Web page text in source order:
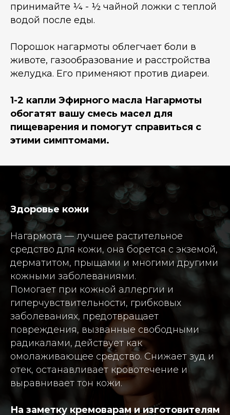
принимайте ¼ - ½ чайной ложки с теплой
водой после еды.
Порошок нагармоты облегчает боли в
животе, газообразование и расстройства
желудка. Его применяют против диареи.
1-2 капли Эфирного масла Нагармоты
обогатят вашу смесь масел для
пищеварения и помогут справиться с
этими симптомами.
Здоровье кожи
Нагармота — лучшее растительное
средство для кожи, она борется с экземой,
дерматитом, прыщами и многими другими
кожными заболеваниями.
Помогает при кожной аллергии и
гиперчувствительности, грибковых
заболеваниях, предотвращает
повреждения, вызванные свободными
радикалами, действует как
омолаживающее средство. Снижает зуд и
отек, останавливает кровотечение и
выравнивает тон кожи.
На заметку кремоварам и изготовителям